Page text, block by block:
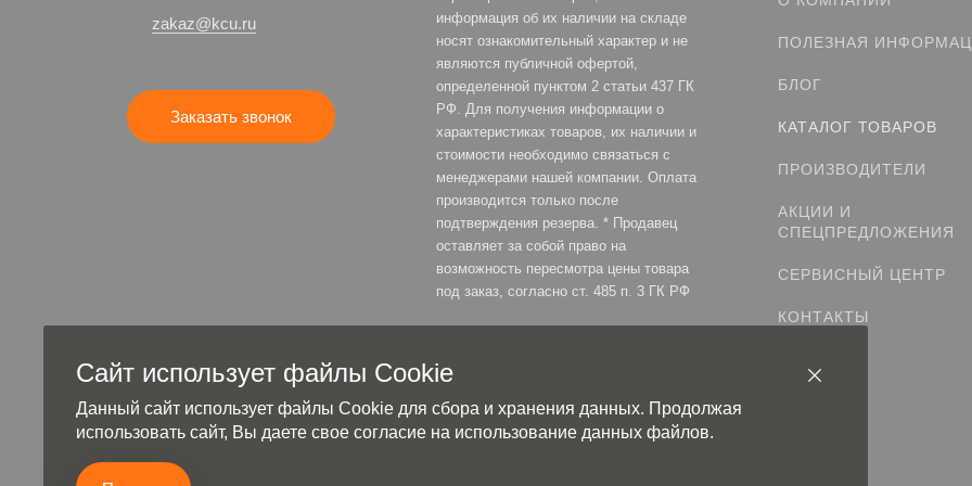
zakaz@kcu.ru
Заказать звонок
информация об их наличии на складе
носят ознакомительный характер и не
являются публичной офертой,
определенной пунктом 2 статьи 437 ГК
РФ. Для получения информации о
характеристиках товаров, их наличии и
стоимости необходимо связаться с
менеджерами нашей компании. Оплата
производится только после
подтверждения резерва. * Продавец
оставляет за собой право на
возможность пересмотра цены товара
под заказ, согласно ст. 485 п. 3 ГК РФ
Политика конфиденциальности
ПОЛЕЗНАЯ
БЛОГ
КАТАЛОГ ТОВАРОВ
ПРОИЗВОДИТЕЛИ
АКЦИИ И
СПЕЦПРЕДЛОЖЕНИЯ
СЕРВИСНЫЙ ЦЕНТР
КОНТАКТЫ
Сайт использует файлы Cookie
Данный сайт использует файлы Cookie для сбора и хранения данных. Продолжая
использовать сайт, Вы даете свое согласие на использование данных файлов.